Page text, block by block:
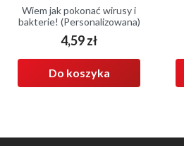
Wiem jak pokonać wirusy i
bakterie! (Personalizowana)
Cena
4,59 zł
Do koszyka